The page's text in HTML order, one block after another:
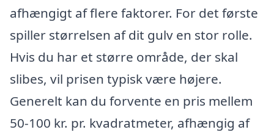
afhængigt af flere faktorer. For det første
spiller størrelsen af dit gulv en stor rolle.
Hvis du har et større område, der skal
slibes, vil prisen typisk være højere.
Generelt kan du forvente en pris mellem
50-100 kr. pr. kvadratmeter, afhængig af